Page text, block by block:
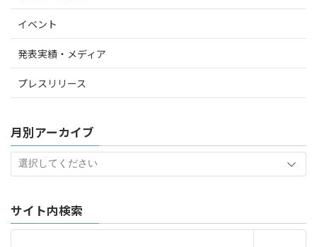
り
イベント
発表実績・メディア
プレスリリース
月別アーカイブ
サイト内検索